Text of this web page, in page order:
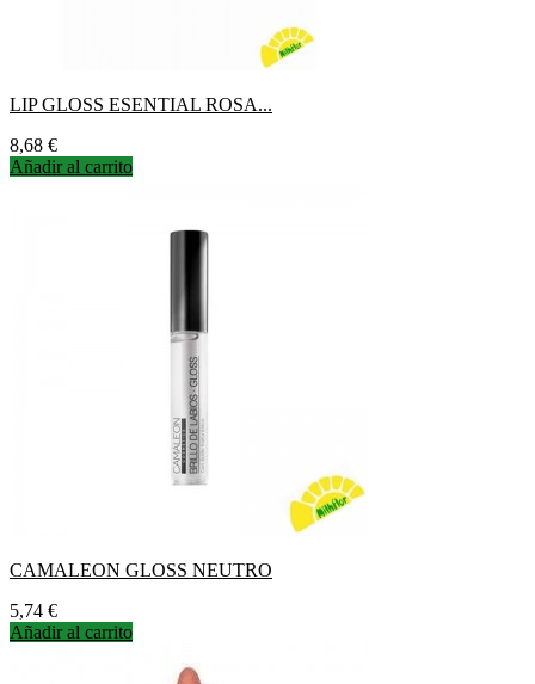
LIP GLOSS ESENTIAL ROSA...
Precio
8,68 €
Añadir al carrito
CAMALEON GLOSS NEUTRO
Precio
5,74 €
Añadir al carrito